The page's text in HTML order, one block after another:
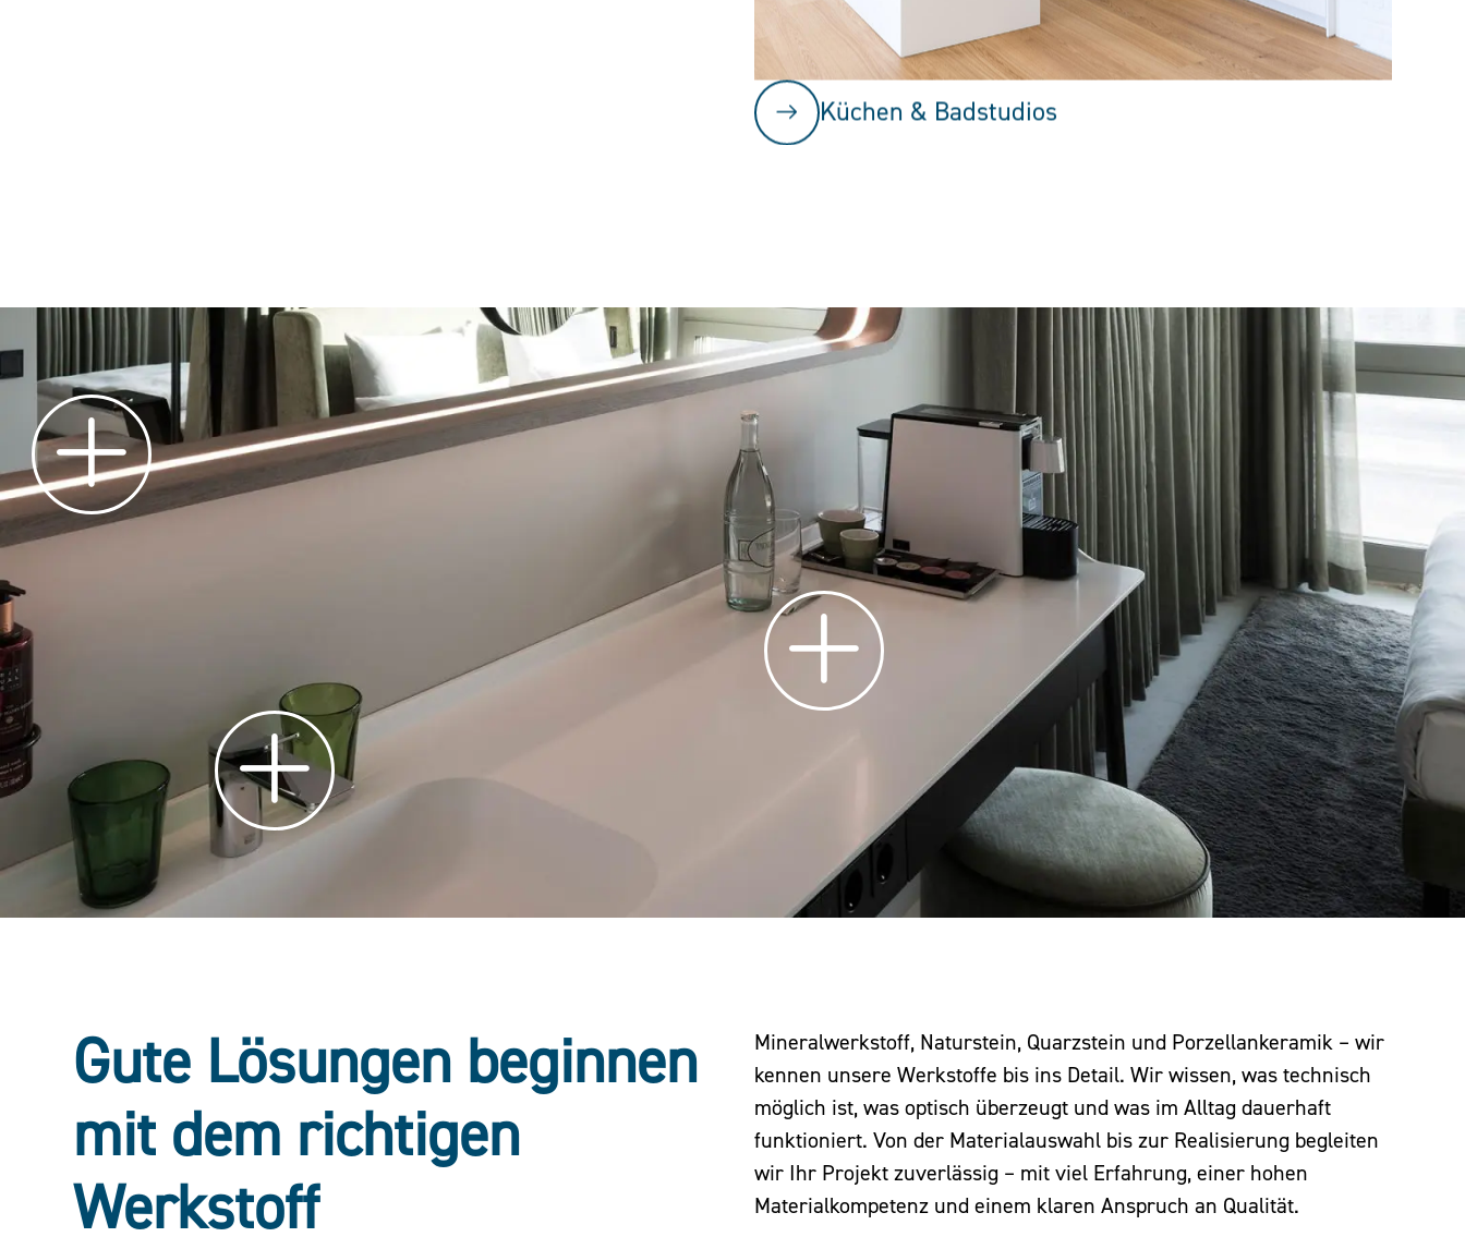
Küchen & Badstudios
Gute Lösungen beginnen
mit dem richtigen
Werkstoff
Mineralwerkstoff, Naturstein, Quarzstein und Porzellankeramik – wir
kennen unsere Werkstoffe bis ins Detail. Wir wissen, was technisch
möglich ist, was optisch überzeugt und was im Alltag dauerhaft
funktioniert. Von der Materialauswahl bis zur Realisierung begleiten
wir Ihr Projekt zuverlässig – mit viel Erfahrung, einer hohen
Materialkompetenz und einem klaren Anspruch an Qualität.